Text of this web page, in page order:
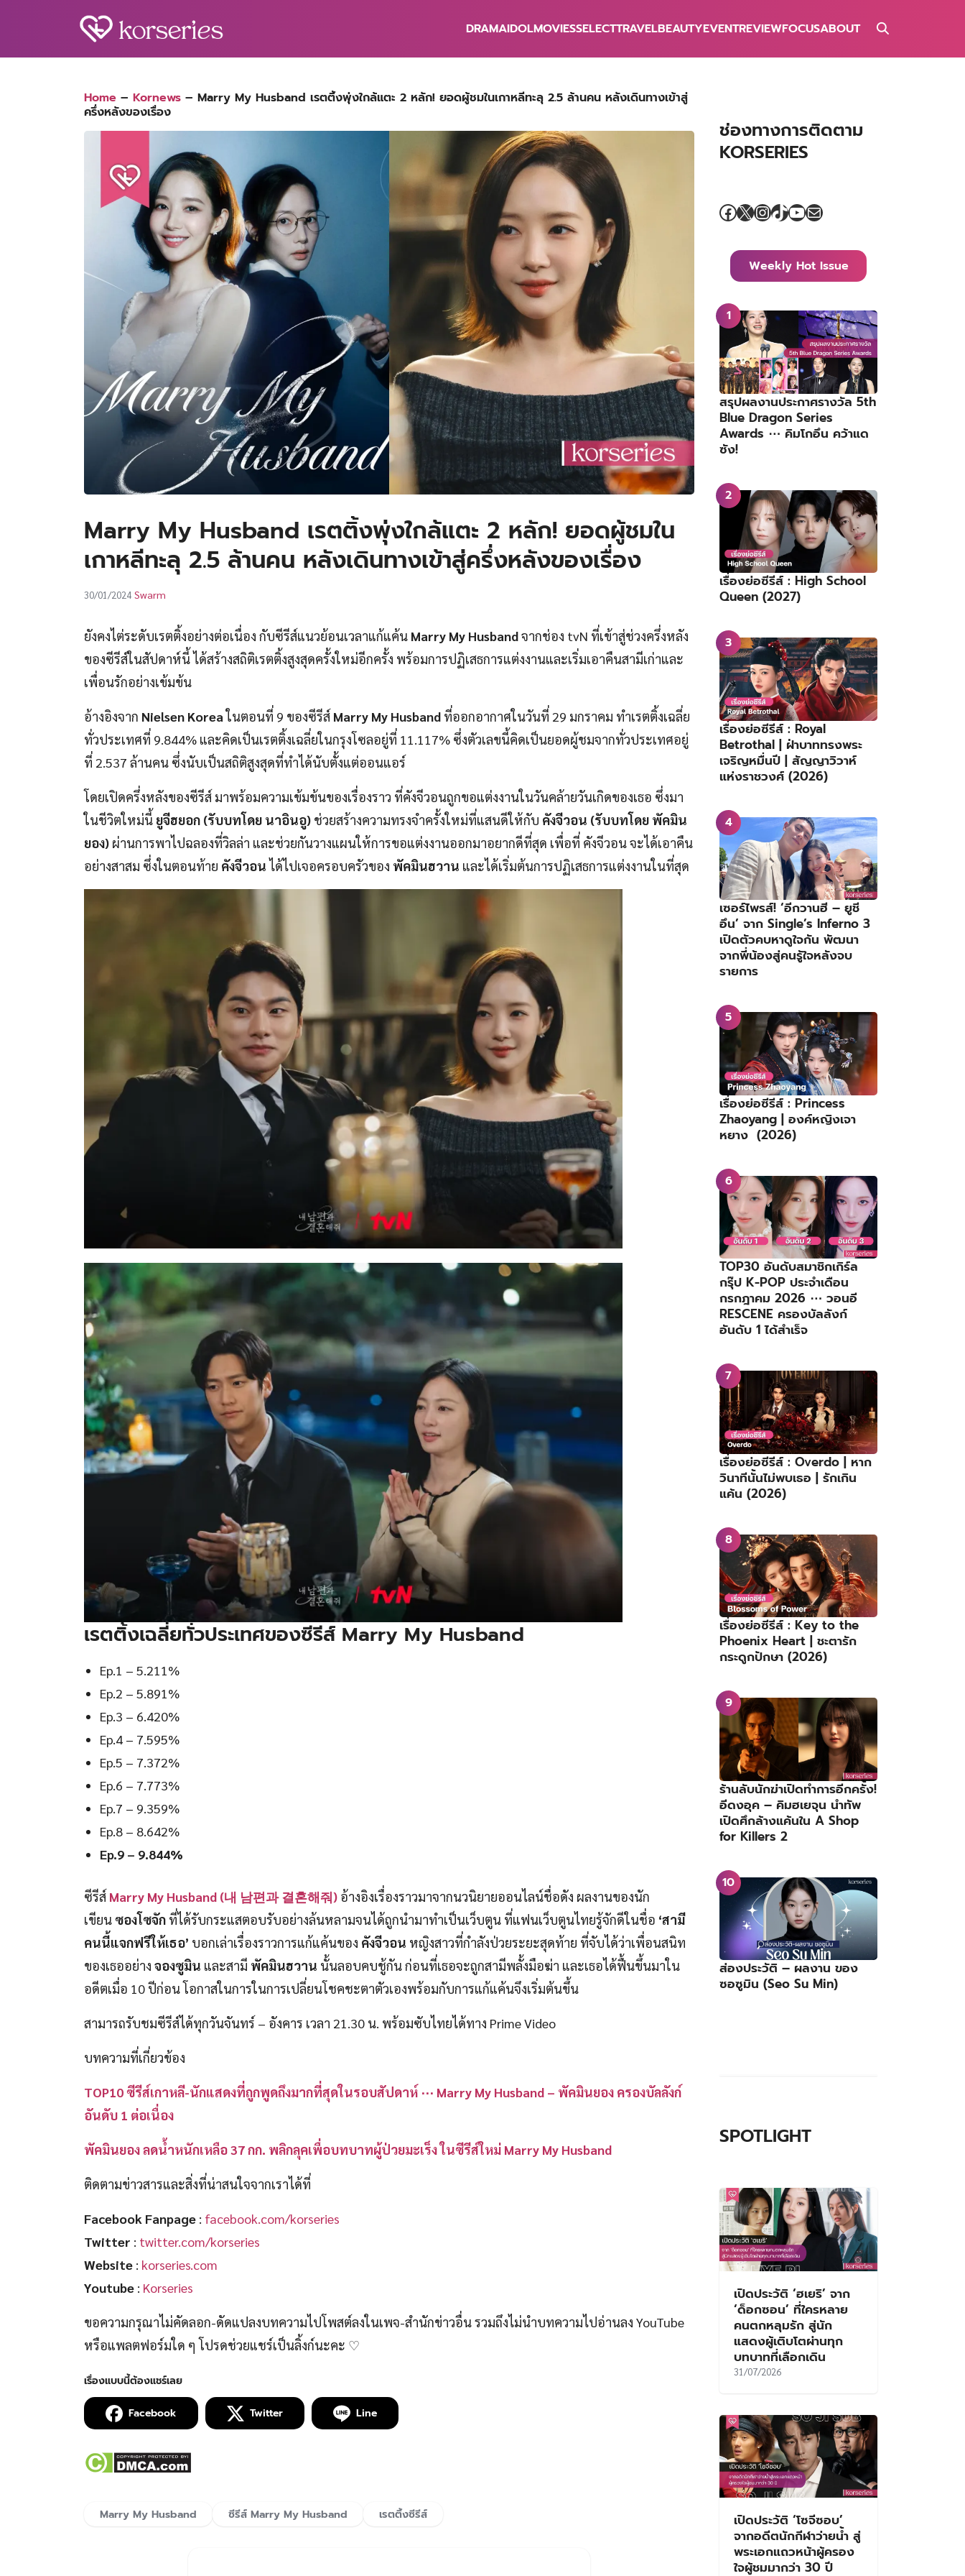
DRAMAIDOLMOVIESSELECTTRAVELBEAUTYEVENTREVIEWFOCUSABOUT
Home – Kornews – Marry My Husband เรตติ้งพุ่งใกล้แตะ 2 หลัก! ยอดผู้ชมในเกาหลีทะลุ 2.5 ล้านคน หลังเดินทางเข้าสู่
ครึ่งหลังของเรื่อง
Marry My Husband เรตติ้งพุ่งใกล้แตะ 2 หลัก! ยอดผู้ชมใน
เกาหลีทะลุ 2.5 ล้านคน หลังเดินทางเข้าสู่ครึ่งหลังของเรื่อง
30/01/2024 Swarm
ยังคงไต่ระดับเรตติ้งอย่างต่อเนื่อง กับซีรีส์แนวย้อนเวลาแก้แค้น Marry My Husbandจากช่อง tvN ที่เข้าสู่ช่วงครึ่งหลัง
ของซีรีส์ในสัปดาห์นี้ ได้สร้างสถิติเรตติ้งสูงสุดครั้งใหม่อีกครั้ง พร้อมการปฏิเสธการแต่งงานและเริ่มเอาคืนสามีเก่าและ
เพื่อนรักอย่างเข้มข้น
อ้างอิงจาก Nielsen Koreaในตอนที่ 9 ของซีรีส์ Marry My Husband ที่ออกอากาศในวันที่ 29 มกราคม ทำเรตติ้งเฉลี่ย
ทั่วประเทศที่ 9.844% และคิดเป็นเรตติ้งเฉลี่ยในกรุงโซลอยู่ที่ 11.117% ซึ่งตัวเลขนี้คิดเป็นยอดผู้ชมจากทั่วประเทศอยู่
ที่ 2.537 ล้านคน ซึ่งนับเป็นสถิติสูงสุดที่ทำได้นับตั้งแต่ออนแอร์
โดยเปิดครึ่งหลังของซีรีส์ มาพร้อมความเข้มข้นของเรื่องราว ที่คังจีวอนถูกขอแต่งงานในวันคล้ายวันเกิดของเธอ ซึ่งมา
ในชีวิตใหม่นี้ ยูจีฮยอก (รับบทโดย นาอินอู) ช่วยสร้างความทรงจำครั้งใหม่ที่แสนดีให้กับ คังจีวอน (รับบทโดย พัคมิน
ยอง) ผ่านการพาไปฉลองที่วิลล่า และช่วยกันวางแผนให้การขอแต่งงานออกมาอยากดีที่สุด เพื่อที่ คังจีวอน จะได้เอาคืน
อย่างสาสม ซึ่งในตอนท้าย คังจีวอน ได้ไปเจอครอบครัวของ พัคมินฮวาน และได้เริ่มต้นการปฏิเสธการแต่งงานในที่สุด
เรตติ้งเฉลี่ยทั่วประเทศของซีรีส์ Marry My Husband
Ep.1 – 5.211%
Ep.2 – 5.891%
Ep.3 – 6.420%
Ep.4 – 7.595%
Ep.5 – 7.372%
Ep.6 – 7.773%
Ep.7 – 9.359%
Ep.8 – 8.642%
Ep.9 – 9.844%
ซีรีส์ Marry My Husband (내 남편과 결혼해줘) อ้างอิงเรื่องราวมาจากนวนิยายออนไลน์ชื่อดัง ผลงานของนัก
เขียนซองโซจัก ที่ได้รับกระแสตอบรับอย่างล้นหลามจนได้ถูกนำมาทำเป็นเว็บตูน ที่แฟนเว็บตูนไทยรู้จักดีในชื่อ ‘สามี
คนนี้แจกฟรีให้เธอ’ บอกเล่าเรื่องราวการแก้แค้นของ คังจีวอน หญิงสาวที่กำลังป่วยระยะสุดท้าย ที่จับได้ว่าเพื่อนสนิท
ของเธออย่าง จองซูมิน และสามี พัคมินฮวาน นั้นลอบคบชู้กัน ก่อนที่เธอจะถูกสามีพลั้งมือฆ่า และเธอได้ฟื้นขึ้นมาใน
อดีตเมื่อ 10 ปีก่อน โอกาสในการในการเปลี่ยนโชคชะตาตัวเองพร้อมกับการแก้แค้นจึงเริ่มต้นขึ้น
สามารถรับชมซีรีส์ได้ทุกวันจันทร์ – อังคาร​ เวลา 21.30 น. พร้อมซับไทยได้ทาง Prime Video
บทความที่เกี่ยวข้อง
TOP10 ซีรีส์เกาหลี-นักแสดงที่ถูกพูดถึงมากที่สุดในรอบสัปดาห์ ⋯ Marry My Husband – พัคมินยอง ครองบัลลังก์
อันดับ 1 ต่อเนื่อง
พัคมินยอง ลดน้ำหนักเหลือ 37 กก. พลิกลุคเพื่อบทบาทผู้ป่วยมะเร็ง ในซีรีส์ใหม่ Marry My Husband
ติดตามข่าวสารและสิ่งที่น่าสนใจจากเราได้ที่
Facebook Fanpage : facebook.com/korseries
Twitter : twitter.com/korseries
Website : korseries.com
Youtube : Korseries
ขอความกรุณาไม่คัดลอก-ดัดแปลงบทความไปโพสต์ลงในเพจ-สำนักข่าวอื่น รวมถึงไม่นำบทความไปอ่านลง YouTube
หรือแพลตฟอร์มใด ๆ โปรดช่วยแชร์เป็นลิ้งก์นะคะ ♡
Facebook Twitter Line
Marry My Husband ซีรีส์ Marry My Husband เรตติ้งซีรีส์
ช่องทางการติดตาม
KORSERIES
Facebook
X Instagram
TikTok
YouTube
Mail
Weekly Hot Issue
สรุปผลงานประกาศรางวัล 5th
Blue Dragon Series
Awards ⋯ คิมโกอึน คว้าแด
ซัง!
เรื่องย่อซีรีส์ : High School
Queen (2027)
เรื่องย่อซีรีส์ : Royal
Betrothal | ฝ่าบาททรงพระ
เจริญหมื่นปี | สัญญาวิวาห์
แห่งราชวงศ์ (2026)
เซอร์ไพรส์! ‘อีกวานฮี – ยูชี
อึน’ จาก Single’s Inferno 3
เปิดตัวคบหาดูใจกัน พัฒนา
จากพี่น้องสู่คนรู้ใจหลังจบ
รายการ
เรื่องย่อซีรีส์ : Princess
Zhaoyang | องค์หญิงเจา
หยาง (2026)
TOP30 อันดับสมาชิกเกิร์ล
กรุ๊ป K-POP ประจำเดือน
กรกฎาคม 2026 ⋯ วอนอี
RESCENE ครองบัลลังก์
อันดับ 1 ได้สำเร็จ
เรื่องย่อซีรีส์ : Overdo | หาก
วินาทีนั้นไม่พบเธอ | รักเกิน
แค้น (2026)
เรื่องย่อซีรีส์ : Key to the
Phoenix Heart | ชะตารัก
กระดูกปักษา (2026)
ร้านลับนักฆ่าเปิดทำการอีกครั้ง!
อีดงอุค – คิมฮเยจุน นำทัพ
เปิดศึกล้างแค้นใน A Shop
for Killers 2
ส่องประวัติ – ผลงาน ของ
ซอซูมิน (Seo Su Min)
SPOTLIGHT
เปิดประวัติ ‘ฮเยริ’ จาก
‘ด็อกซอน’ ที่ใครหลาย
คนตกหลุมรัก สู่นัก
แสดงผู้เติบโตผ่านทุก
บทบาทที่เลือกเดิน
31/07/2026
เปิดประวัติ ‘โซจีซอบ’
จากอดีตนักกีฬาว่ายน้ำ สู่
พระเอกแถวหน้าผู้ครอง
ใจผู้ชมมากว่า 30 ปี